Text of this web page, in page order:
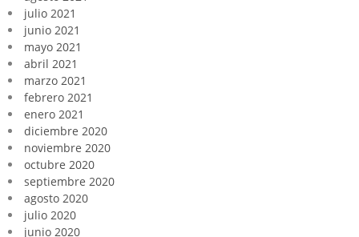
julio 2021
junio 2021
mayo 2021
abril 2021
marzo 2021
febrero 2021
enero 2021
diciembre 2020
noviembre 2020
octubre 2020
septiembre 2020
agosto 2020
julio 2020
junio 2020